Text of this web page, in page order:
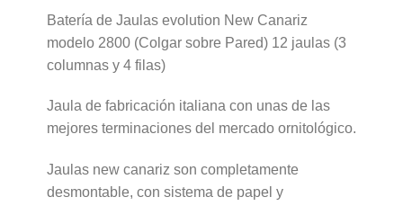
Batería de Jaulas evolution New Canariz
modelo 2800 (Colgar sobre Pared) 12 jaulas (3
columnas y 4 filas)
Jaula de fabricación italiana con unas de las
mejores terminaciones del mercado ornitológico.
Jaulas new canariz son completamente
desmontable, con sistema de papel y